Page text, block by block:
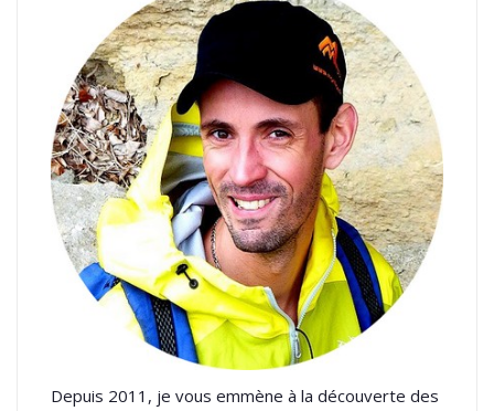
Depuis 2011, je vous emmène à la découverte des